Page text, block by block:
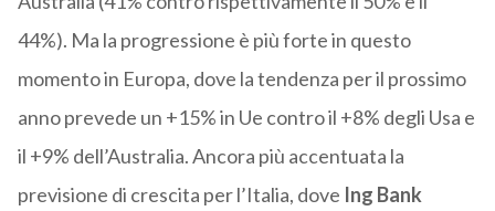
44%). Ma la progressione è più forte in questo
momento in Europa, dove la tendenza per il prossimo
anno prevede un +15% in Ue contro il +8% degli Usa e
il +9% dell’Australia. Ancora più accentuata la
previsione di crescita per l’Italia, dove Ing Bank